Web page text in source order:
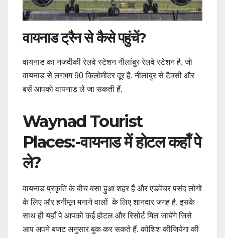
वायनाड ट्रैन से कैसे पहुंचें?
वायनाड का नजदीकी रेलवे स्टेशन नीलांबुर रेलवे स्टेशन है, जो
वायनाड से लगभग 90 किलोमीटर दूर है. नीलांबुर से टैक्सी और
बसें आपको वायनाड ले जा सकती हैं.
Waynad Tourist
Places:-वायनाड में होटल कहाँ पे
ले?
वायनाड प्रकृति के बीच बसा हुआ शहर हैं और एडवेंचर पसंद लोगों
के लिए और हनीमून मनाने वालों के लिए शानदार जगह है. इसके
साथ ही यहाँ पे आपको कई होटल और रिसोर्ट मिल जायेंगे जिसे
आप अपने बजट अनुसार बुक कर सकते हैं. कोशिश कीजियेगा की